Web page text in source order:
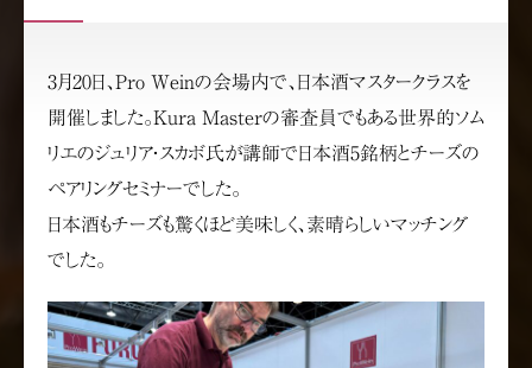
3月20日、Pro Weinの会場内で、日本酒マスタークラスを
開催しました。Kura Masterの審査員でもある世界的ソム
リエのジュリア・スカボ氏が講師で日本酒5銘柄とチーズの
ペアリングセミナーでした。
日本酒もチーズも驚くほど美味しく、素晴らしいマッチング
でした。